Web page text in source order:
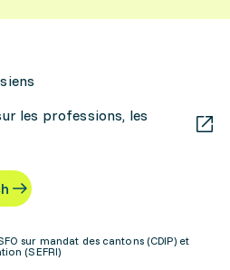
les professions, les
sur mandat des cantons (CDIP) et
(SEFRI)